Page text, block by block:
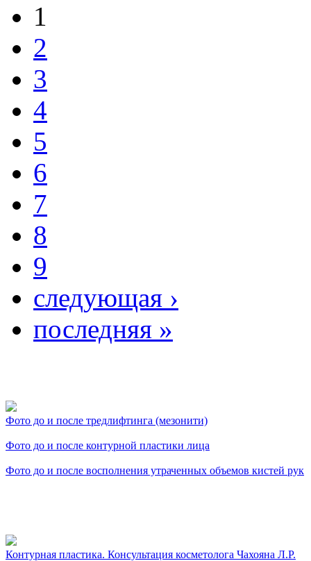
1
2
3
4
5
6
7
8
9
следующая ›
последняя »
Фото до и после тредлифтинга (мезонити)
Фото до и после контурной пластики лица
Фото до и после восполнения утраченных объемов кистей рук
Контурная пластика. Консультация косметолога Чахояна Л.Р.